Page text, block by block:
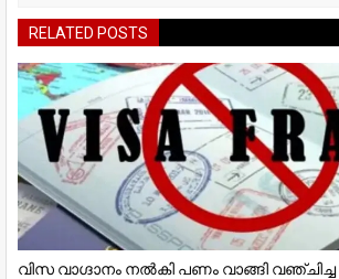
RELATED POSTS
വിസ വാഗ്ദാനം നൽകി പണം വാങ്ങി വഞ്ചിച്ച